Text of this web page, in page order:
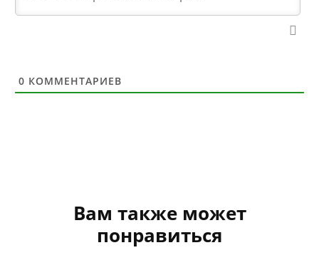
0 КОММЕНТАРИЕВ
Вам также может
понравиться